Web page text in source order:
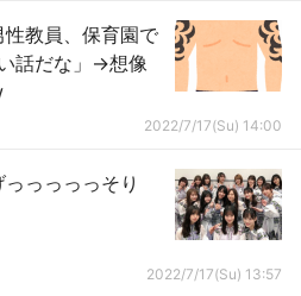
性教員、保育園で
話だな」→想像
2022/7/17(Su) 14:00
っっっっっそり
2022/7/17(Su) 13:57